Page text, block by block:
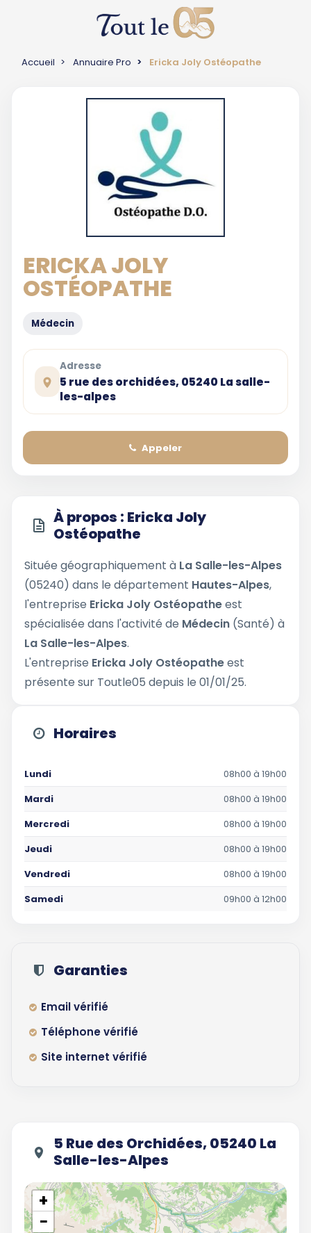
Accueil Annuaire Pro Ericka Joly Ostéopathe
ERICKA JOLY
OSTÉOPATHE
Médecin
Adresse
5 rue des orchidées, 05240 La salle-
les-alpes
Appeler
À propos : Ericka Joly
Ostéopathe
Située géographiquement à La Salle-les-Alpes
(05240) dans le département Hautes-Alpes,
l'entreprise Ericka Joly Ostéopatheest
spécialisée dans l'activité de Médecin (Santé) à
La Salle-les-Alpes.
L'entreprise Ericka Joly Ostéopatheest
présente sur Toutle05 depuis le 01/01/25.
Horaires
Lundi
08h00 à 19h00
Mardi
08h00 à 19h00
Mercredi
08h00 à 19h00
Jeudi
08h00 à 19h00
Vendredi
08h00 à 19h00
Samedi
09h00 à 12h00
Garanties
Email vérifié
Téléphone vérifié
Site internet vérifié
5 Rue des Orchidées, 05240 La
Salle-les-Alpes
+
−